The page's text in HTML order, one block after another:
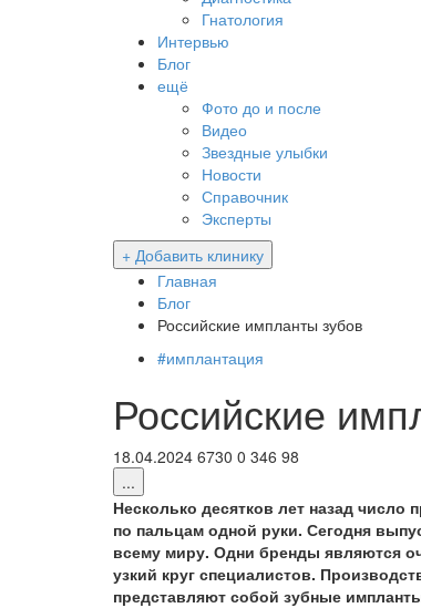
Гнатология
Интервью
Блог
ещё
Фото до и после
Видео
Звездные улыбки
Новости
Справочник
Эксперты
+ Добавить клинику
Главная
Блог
Российские импланты зубов
#имплантация
Российские
18.04.2024 6730 0 346 98
...
Несколько десятков лет назад
по пальцам одной руки. Сегодня
всему миру. Одни бренды являются
узкий круг специалистов.
представляют собой зубные